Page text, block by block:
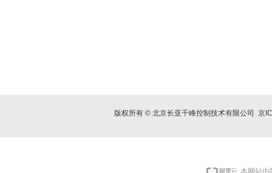
版权所有 © 北京长亚千峰控制技术有限公司 京
本网站由